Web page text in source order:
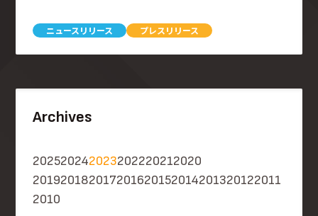
ニュースリリース プレスリリース
Archives
202520242023202220212020
201920182017201620152014201320122011
2010